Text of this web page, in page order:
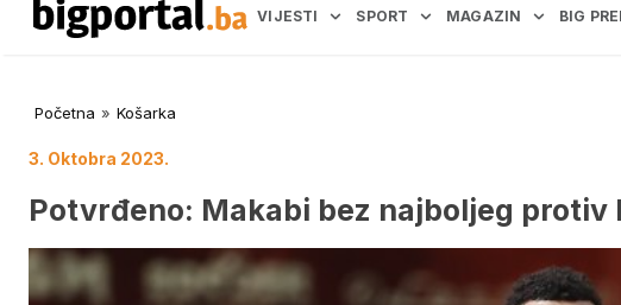
VIJESTI SPORT MAGAZIN BIG
Početna » Košarka
3. Oktobra 2023.
Potvrđeno: Makabi bez najboljeg protiv